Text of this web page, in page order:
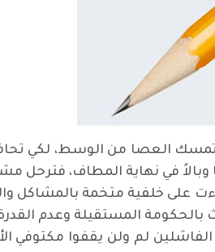
تمسك العصا من الوسط، لكي
وبالاً في نهاية المطاف، فترحل
على خلفية متخمة بالمشاكل
بالحكومة المستقيلة وعدم
الفاشلين لم ولن يقفوا